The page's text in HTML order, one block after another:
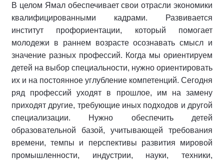
В целом Ямал обеспечивает свои отрасли экономики
квалифицированными кадрами. Развивается
институт профориентации, который помогает
молодежи в раннем возрасте осознавать смысл и
значение разных профессий. Когда мы ориентируем
детей на выбор специальности, нужно ориентировать
их и на постоянное углубление компетенций. Сегодня
ряд профессий уходят в прошлое, им на замену
приходят другие, требующие иных подходов и другой
специализации. Нужно обеспечить детей
образовательной базой, учитывающей требования
времени, темпы и перспективы развития мировой
промышленности, индустрии, науки, техники,